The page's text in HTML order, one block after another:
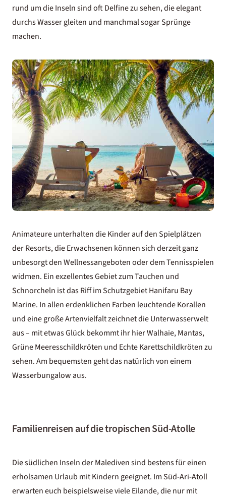
rund um die Inseln sind oft Delfine zu sehen, die elegant
durchs Wasser gleiten und manchmal sogar Sprünge
machen.
Animateure unterhalten die Kinder auf den Spielplätzen
der Resorts, die Erwachsenen können sich derzeit ganz
unbesorgt den Wellnessangeboten oder dem Tennisspielen
widmen. Ein exzellentes Gebiet zum Tauchen und
Schnorcheln ist das Riff im Schutzgebiet Hanifaru Bay
Marine. In allen erdenklichen Farben leuchtende Korallen
und eine große Artenvielfalt zeichnet die Unterwasserwelt
aus – mit etwas Glück bekommt ihr hier Walhaie, Mantas,
Grüne Meeresschildkröten und Echte Karettschildkröten zu
sehen. Am bequemsten geht das natürlich von einem
Wasserbungalowaus.
Familienreisen auf die tropischen Süd-Atolle
Die südlichen Inseln der Malediven sind bestens für einen
erholsamen Urlaub mit Kindern geeignet. ImSüd-Ari-Atoll
erwarten euch beispielsweise viele Eilande, die nur mit